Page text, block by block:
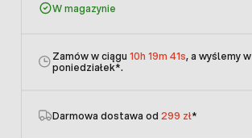
W magazynie
Zamów w ciągu 10h 19m 41s, a wyślemy w
poniedziałek*.
Darmowa dostawa od 299 zł*